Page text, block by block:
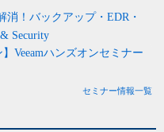
消！バックアップ・EDR・
Security
】Veeamハンズオンセミナー
セミナー情報一覧